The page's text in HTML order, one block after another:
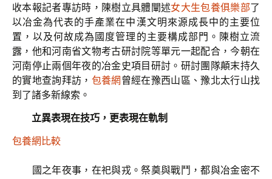
收本報記者專訪時，陳樹立具體闡述女大生包養俱樂部了
以冶金為代表的手產業在中漢文明來源成長中的主要位
置，以及何故成為國度管理的主要構成部門。陳樹立流
露，他和河南省文物考古研討院等單元一起配合，今朝在
河南停止兩個年夜的冶金史項目研討。研討團隊顛末持久
的實地查詢拜訪， 包養網 曾經在豫西山區、豫北太行山找
到了諸多新線索。
立異表現在技巧，更表現在軌制
包養網比較
國之年夜事，在祀與戎。祭奠與戰鬥，都與冶金密不